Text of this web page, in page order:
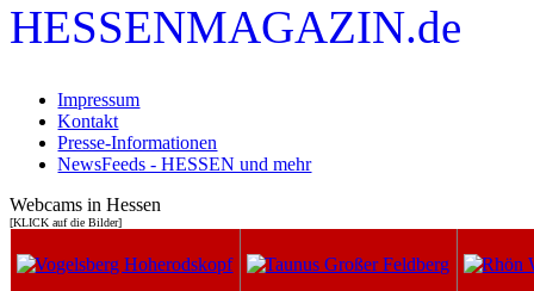
Impressum
Kontakt
Presse-Informationen
NewsFeeds - HESSEN und mehr
Webcams in Hessen
[KLICK auf die Bilder]